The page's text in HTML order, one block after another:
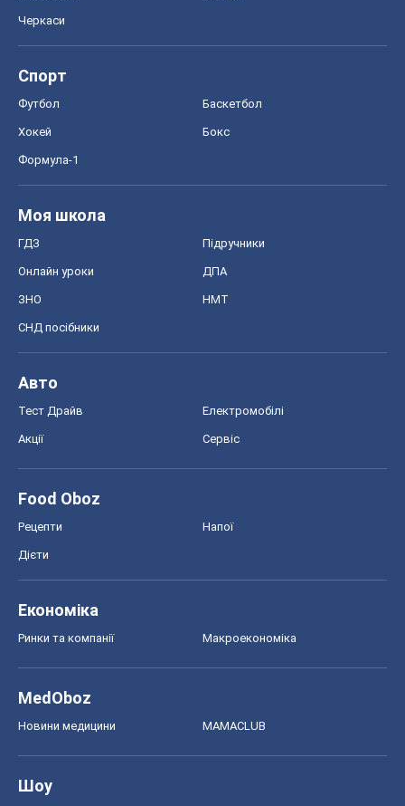
Черкаси
Спорт
Футбол Баскетбол
Хокей Бокс
Формула-1
Моя школа
ГДЗ Підручники
Онлайн уроки ДПА
ЗНО НМТ
СНД посібники
Авто
Тест Драйв Електромобілі
Акції Сервіс
Food Oboz
Рецепти Напої
Дієти
Економіка
Ринки та компанії Макроекономіка
MedOboz
Новини медицини MAMACLUB
Шоу